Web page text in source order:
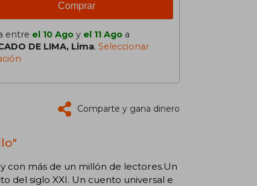
Comprar
entre el 10 Ago y el 11 Ago a
DE LIMA, Lima. Seleccionar
Comparte y gana dinero
con más de un millón de lectores.Un
del siglo XXI. Un cuento universal e